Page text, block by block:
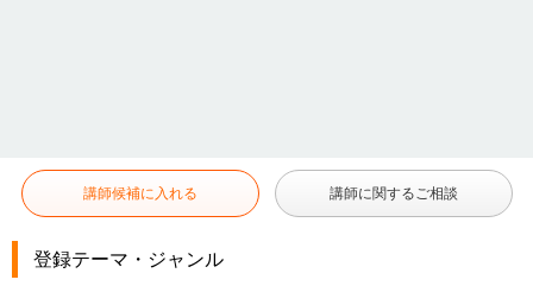
講師候補に入れる 講師に関するご相談
登録テーマ・ジャンル